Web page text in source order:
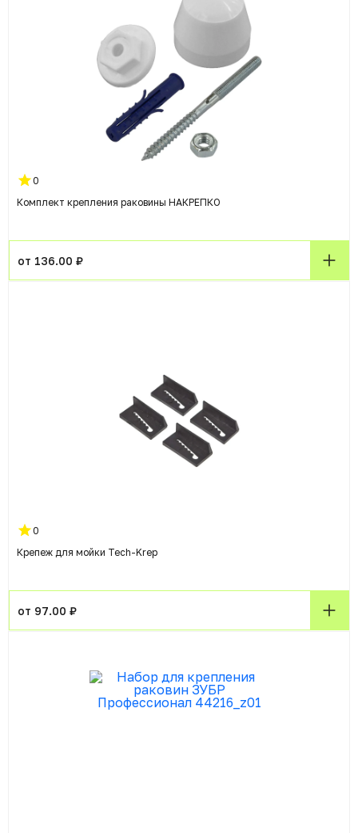
0
Комплект крепления раковины НАКРЕПКО
от 136.00 ₽
0
Крепеж для мойки Tech-Krep
от 97.00 ₽